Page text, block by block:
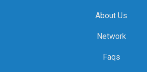
About Us
Network
Faqs